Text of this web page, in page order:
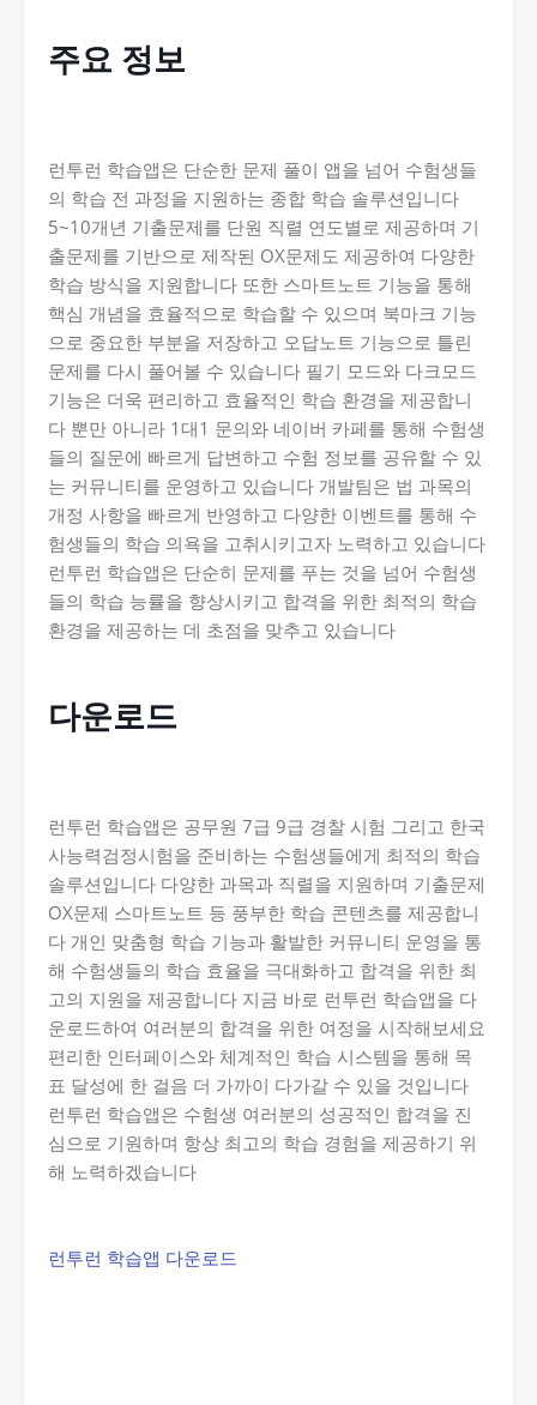
주요 정보
런투런 학습앱은 단순한 문제 풀이 앱을 넘어 수험생들
의 학습 전 과정을 지원하는 종합 학습 솔루션입니다
5~10개년 기출문제를 단원 직렬 연도별로 제공하며 기
출문제를 기반으로 제작된 OX문제도 제공하여 다양한
학습 방식을 지원합니다 또한 스마트노트 기능을 통해
핵심 개념을 효율적으로 학습할 수 있으며 북마크 기능
으로 중요한 부분을 저장하고 오답노트 기능으로 틀린
문제를 다시 풀어볼 수 있습니다 필기 모드와 다크모드
기능은 더욱 편리하고 효율적인 학습 환경을 제공합니
다 뿐만 아니라 1대1 문의와 네이버 카페를 통해 수험생
들의 질문에 빠르게 답변하고 수험 정보를 공유할 수 있
는 커뮤니티를 운영하고 있습니다 개발팀은 법 과목의
개정 사항을 빠르게 반영하고 다양한 이벤트를 통해 수
험생들의 학습 의욕을 고취시키고자 노력하고 있습니다
런투런 학습앱은 단순히 문제를 푸는 것을 넘어 수험생
들의 학습 능률을 향상시키고 합격을 위한 최적의 학습
환경을 제공하는 데 초점을 맞추고 있습니다
다운로드
런투런 학습앱은 공무원 7급 9급 경찰 시험 그리고 한국
사능력검정시험을 준비하는 수험생들에게 최적의 학습
솔루션입니다 다양한 과목과 직렬을 지원하며 기출문제
OX문제 스마트노트 등 풍부한 학습 콘텐츠를 제공합니
다 개인 맞춤형 학습 기능과 활발한 커뮤니티 운영을 통
해 수험생들의 학습 효율을 극대화하고 합격을 위한 최
고의 지원을 제공합니다 지금 바로 런투런 학습앱을 다
운로드하여 여러분의 합격을 위한 여정을 시작해보세요
편리한 인터페이스와 체계적인 학습 시스템을 통해 목
표 달성에 한 걸음 더 가까이 다가갈 수 있을 것입니다
런투런 학습앱은 수험생 여러분의 성공적인 합격을 진
심으로 기원하며 항상 최고의 학습 경험을 제공하기 위
해 노력하겠습니다
런투런 학습앱 다운로드